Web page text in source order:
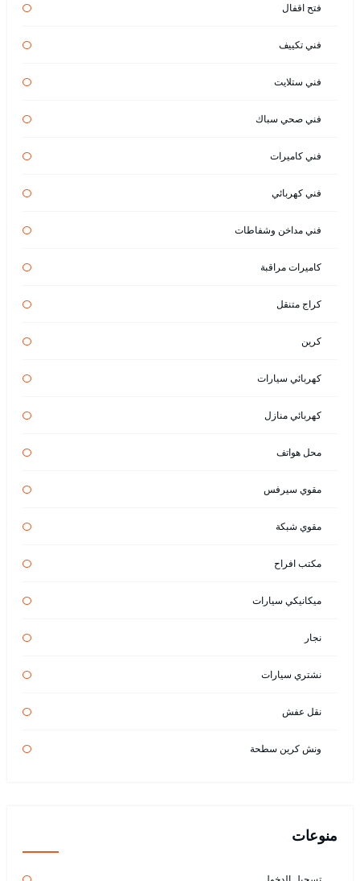
فتح اقفال
فني تكييف
فني ستلايت
فني صحي سباك
فني كاميرات
فني كهربائي
فني مداخن وشفاطات
كاميرات مراقبة
كراج متنقل
كرين
كهربائي سيارات
كهربائي منازل
محل هواتف
مقوي سيرفس
مقوي شبكة
مكتب افراح
ميكانيكي سيارات
نجار
نشتري سيارات
نقل عفش
ونش كرين سطحة
منوعات